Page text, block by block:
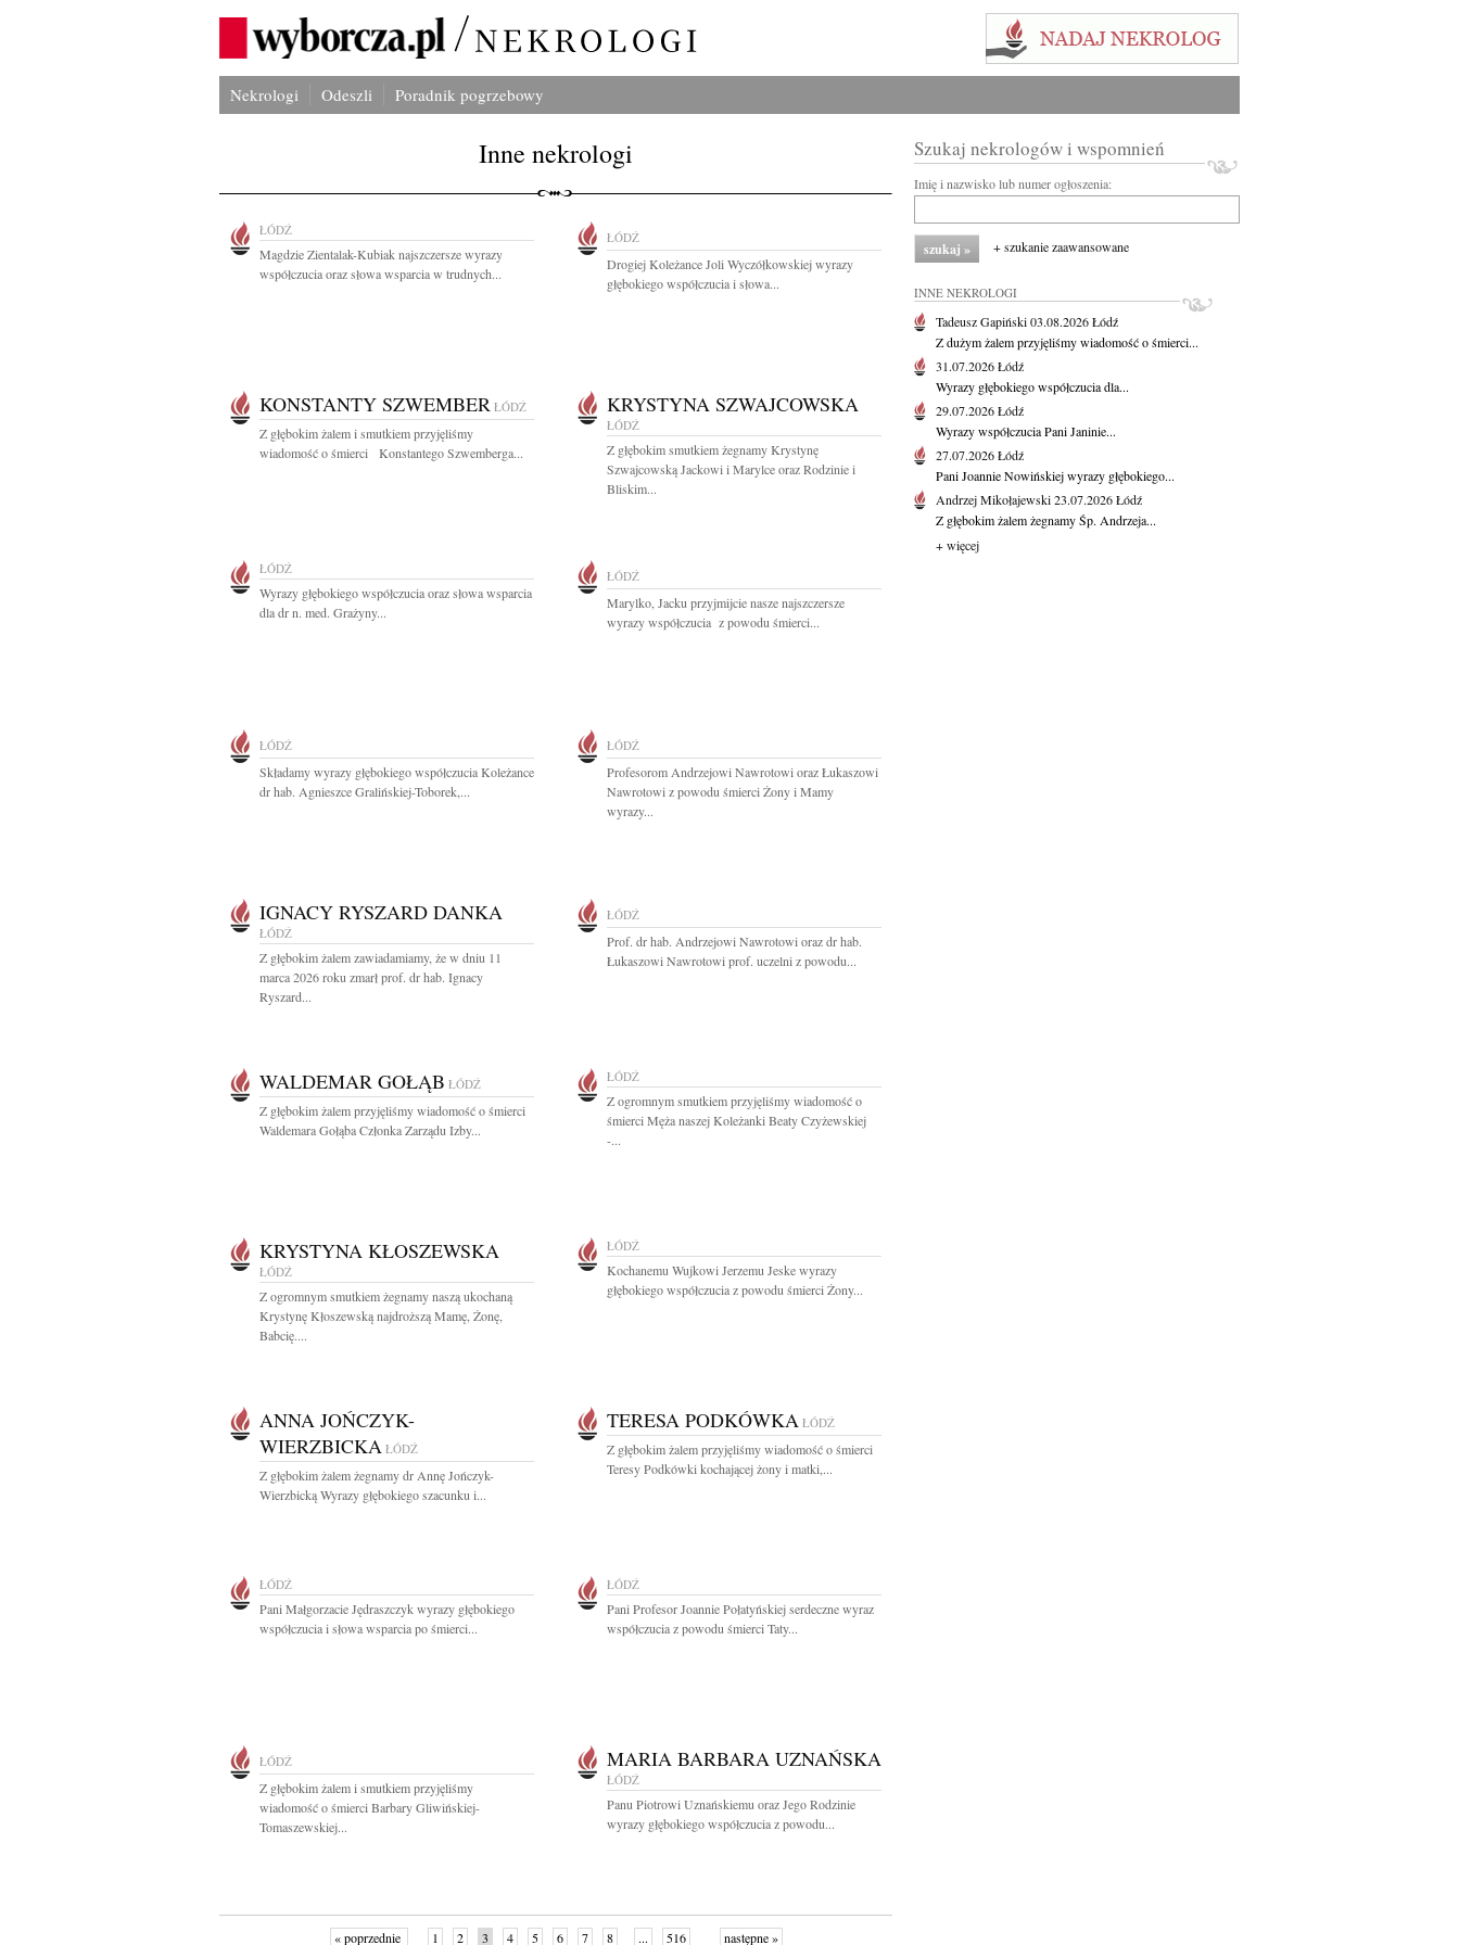
Nekrologi Odeszli Poradnik pogrzebowy
Inne nekrologi
ŁÓDŹ
Magdzie Zientalak-Kubiak najszczersze wyrazy
współczucia oraz słowa wsparcia w trudnych...
ŁÓDŹ
Drogiej Koleżance Joli Wyczółkowskiej wyrazy
głębokiego współczucia i słowa...
KONSTANTY SZWEMBER ŁÓDŹ
Z głębokim żalem i smutkiem przyjęliśmy
wiadomość o śmierci Konstantego Szwemberga...
KRYSTYNA SZWAJCOWSKA
ŁÓDŹ
Z głębokim smutkiem żegnamy Krystynę
Szwajcowską Jackowi i Marylce oraz Rodzinie i
Bliskim...
ŁÓDŹ
Wyrazy głębokiego współczucia oraz słowa wsparcia
dla dr n. med. Grażyny...
ŁÓDŹ
Marylko, Jacku przyjmijcie nasze najszczersze
wyrazy współczucia z powodu śmierci...
ŁÓDŹ
Składamy wyrazy głębokiego współczucia Koleżance
dr hab. Agnieszce Gralińskiej-Toborek,...
ŁÓDŹ
Profesorom Andrzejowi Nawrotowi oraz Łukaszowi
Nawrotowi z powodu śmierci Żony i Mamy
wyrazy...
IGNACY RYSZARD DANKA
ŁÓDŹ
Z głębokim żalem zawiadamiamy, że w dniu 11
marca 2026 roku zmarł prof. dr hab. Ignacy
Ryszard...
ŁÓDŹ
Prof. dr hab. Andrzejowi Nawrotowi oraz dr hab.
Łukaszowi Nawrotowi prof. uczelni z powodu...
WALDEMAR GOŁĄB ŁÓDŹ
Z głębokim żalem przyjęliśmy wiadomość o śmierci
Waldemara Gołąba Członka Zarządu Izby...
ŁÓDŹ
Z ogromnym smutkiem przyjęliśmy wiadomość o
śmierci Męża naszej Koleżanki Beaty Czyżewskiej
-...
KRYSTYNA KŁOSZEWSKA
ŁÓDŹ
Z ogromnym smutkiem żegnamy naszą ukochaną
Krystynę Kłoszewską najdroższą Mamę, Żonę,
Babcię....
ŁÓDŹ
Kochanemu Wujkowi Jerzemu Jeske wyrazy
głębokiego współczucia z powodu śmierci Żony...
ANNA JOŃCZYK-
WIERZBICKA ŁÓDŹ
Z głębokim żalem żegnamy dr Annę Jończyk-
Wierzbicką Wyrazy głębokiego szacunku i...
TERESA PODKÓWKA ŁÓDŹ
Z głębokim żalem przyjęliśmy wiadomość o śmierci
Teresy Podkówki kochającej żony i matki,...
ŁÓDŹ
Pani Małgorzacie Jędraszczyk wyrazy głębokiego
współczucia i słowa wsparcia po śmierci...
ŁÓDŹ
Pani Profesor Joannie Połatyńskiej serdeczne wyraz
współczucia z powodu śmierci Taty...
ŁÓDŹ
Z głębokim żalem i smutkiem przyjęliśmy
wiadomość o śmierci Barbary Gliwińskiej-
Tomaszewskiej...
MARIA BARBARA UZNAŃSKA
ŁÓDŹ
Panu Piotrowi Uznańskiemu oraz Jego Rodzinie
wyrazy głębokiego współczucia z powodu...
« poprzednie 1 2 3 4 5 6 7 8 ... 516 następne »
Szukaj nekrologów i wspomnień
Imię i nazwisko lub numer ogłoszenia:
+ szukanie zaawansowane
INNE NEKROLOGI
Tadeusz Gapiński03.08.2026Łódź
Z dużym żalem przyjęliśmy wiadomość o śmierci...
31.07.2026Łódź
Wyrazy głębokiego współczucia dla...
29.07.2026Łódź
Wyrazy współczucia Pani Janinie...
27.07.2026Łódź
Pani Joannie Nowińskiej wyrazy głębokiego...
Andrzej Mikołajewski23.07.2026Łódź
Z głębokim żalem żegnamy Śp. Andrzeja...
+ więcej